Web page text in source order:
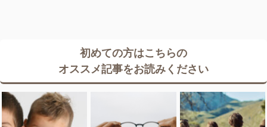
初めての方はこちらの
オススメ記事をお読みください